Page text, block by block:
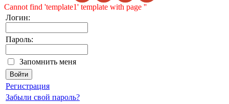
Cannot find 'template1' template with page ''
Логин:
Пароль:
Запомнить меня
Регистрация
Забыли свой пароль?